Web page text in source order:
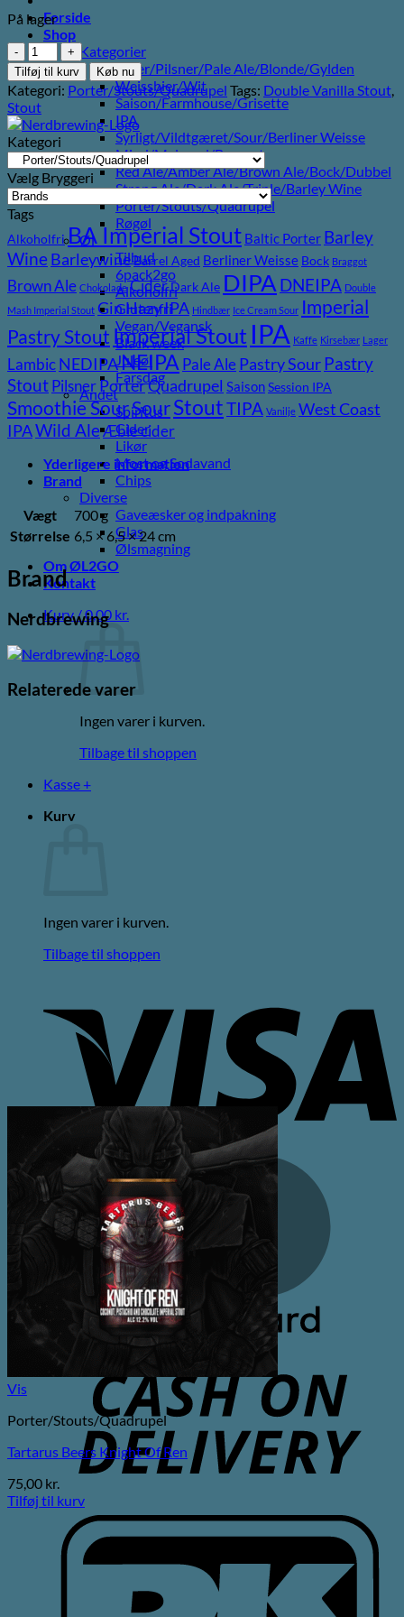
Forside
Shop
Kategorier
Lager/Pilsner/Pale Ale/Blonde/Gylden
Weissbier/Wit
Saison/Farmhouse/Grisette
IPA
Syrligt/Vildtgæret/Sour/Berliner Weisse
Mjød/Melomel/Braggot
Red Ale/Amber Ale/Brown Ale/Bock/Dubbel
Strong Ale/Dark Ale/Triple/Barley Wine
Porter/Stouts/Quadrupel
Røgøl
Øl
Tilbud
6pack2go
Alkoholfri
Glutenfri
Vegan/Vegansk
Black week
Juleøl
Farsdag
Andet
Spiritus
Cider
Likør
Most og Sodavand
Chips
Diverse
Gaveæsker og indpakning
Glas
Ølsmagning
Om ØL2GO
Kontakt
Kurv /0,00 kr.
Ingen varer i kurven.
Tilbage til shoppen
Kasse +
Kurv
Ingen varer i kurven.
Tilbage til shoppen
På lager
Nerdbrewing
Fold
antal
Tilføj til kurv Køb nu
Kategori: Porter/Stouts/Quadrupel Tags: Double Vanilla Stout,
Stout
Kategori
Vælg Bryggeri
Tags
AlkoholfriBA Imperial Stout Baltic Porter Barley
Wine BarleywineBarrel Aged Berliner Weisse Bock Braggot
Brown Ale Chokolade CiderDark Ale DIPA DNEIPA Double
Mash Imperial Stout GinHazy IPA Hindbær Ice Cream Sour Imperial
Pastry Stout Imperial Stout IPA Kaffe Kirsebær Lager
Lambic NEDIPANEIPA Pale Ale Pastry Sour Pastry
Stout Pilsner PorterQuadrupel SaisonSession IPA
Smoothie SourSourStoutTIPA Vanilje West Coast
IPAWild Ale Æble cider
Yderligere information
Brand
Vægt
700 g
Størrelse 6,5 × 6,5 × 24 cm
Brand
Nerdbrewing
Relaterede varer
Vis
Porter/Stouts/Quadrupel
Tartarus Beers Knight Of Ren
75,00 kr.
Tilføj til kurv